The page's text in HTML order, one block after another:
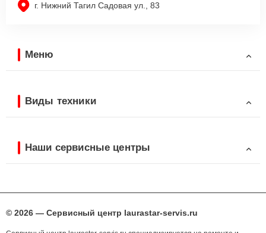
г. Нижний Тагил Садовая ул., 83
Меню
Виды техники
Наши сервисные центры
© 2026 — Сервисный центр laurastar-servis.ru